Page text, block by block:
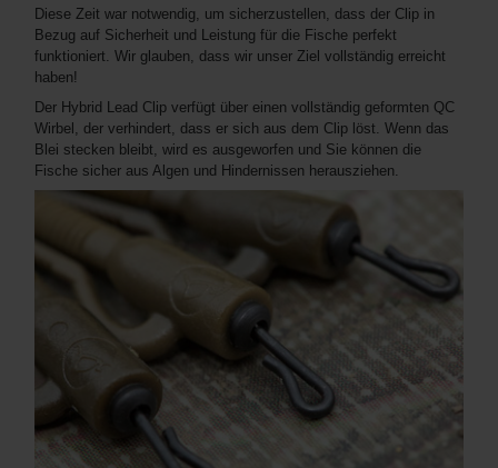
Diese Zeit war notwendig, um sicherzustellen, dass der Clip in
Bezug auf Sicherheit und Leistung für die Fische perfekt
funktioniert. Wir glauben, dass wir unser Ziel vollständig erreicht
haben!
Der Hybrid Lead Clip verfügt über einen vollständig geformten QC
Wirbel, der verhindert, dass er sich aus dem Clip löst. Wenn das
Blei stecken bleibt, wird es ausgeworfen und Sie können die
Fische sicher aus Algen und Hindernissen herausziehen.